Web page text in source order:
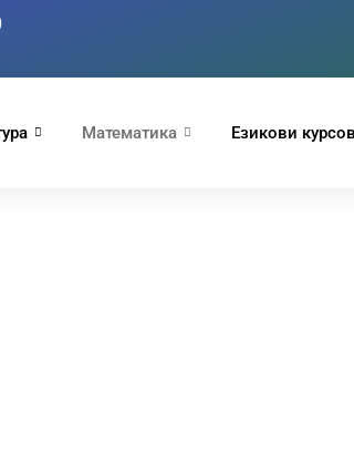
Математика Езикови